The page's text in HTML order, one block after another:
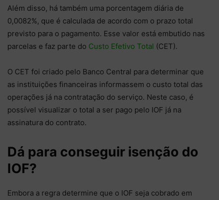
Além disso, há também uma porcentagem diária de
0,0082%, que é calculada de acordo com o prazo total
previsto para o pagamento. Esse valor está embutido nas
parcelas e faz parte do Custo Efetivo Total (CET).
O CET foi criado pelo Banco Central para determinar que
as instituições financeiras informassem o custo total das
operações já na contratação do serviço. Neste caso, é
possível visualizar o total a ser pago pelo IOF já na
assinatura do contrato.
Dá para conseguir isenção do
IOF?
Embora a regra determine que o IOF seja cobrado em